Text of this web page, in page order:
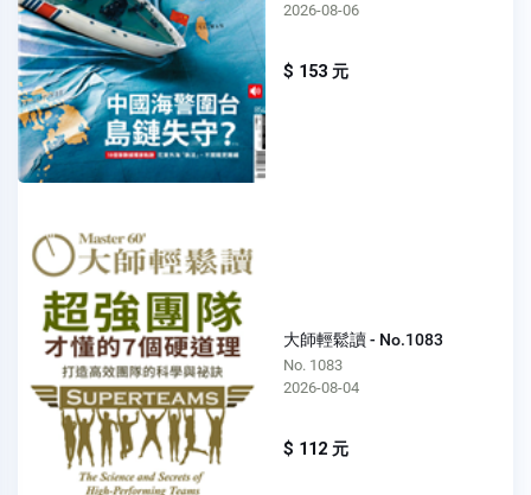
2026-08-06
$ 153 元
大師輕鬆讀 - No.1083
No. 1083
2026-08-04
$ 112 元